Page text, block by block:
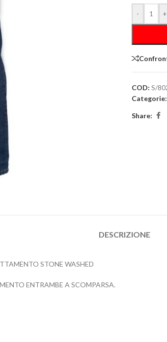
- +
COD: S/
Categorie:
Share:
DESCRIZIONE
STONE WASHED
ENTRAMBE A SCOMPARSA.